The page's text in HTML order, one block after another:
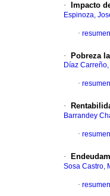
· Impacto
Espinoza,
·
· Pobreza
Díaz
·
·
Barrandey
·
·
Sosa Castro,
·